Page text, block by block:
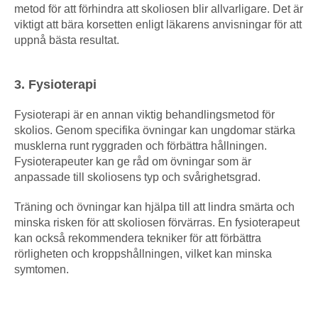
metod för att förhindra att skoliosen blir allvarligare. Det är
viktigt att bära korsetten enligt läkarens anvisningar för att
uppnå bästa resultat.
3. Fysioterapi
Fysioterapi är en annan viktig behandlingsmetod för
skolios. Genom specifika övningar kan ungdomar stärka
musklerna runt ryggraden och förbättra hållningen.
Fysioterapeuter kan ge råd om övningar som är
anpassade till skoliosens typ och svårighetsgrad.
Träning och övningar kan hjälpa till att lindra smärta och
minska risken för att skoliosen förvärras. En fysioterapeut
kan också rekommendera tekniker för att förbättra
rörligheten och kroppshållningen, vilket kan minska
symtomen.